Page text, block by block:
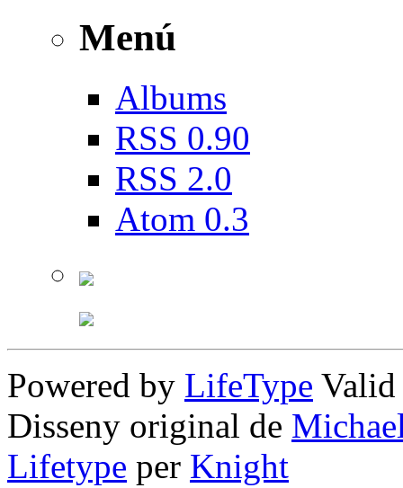
Menú
Albums
RSS 0.90
RSS 2.0
Atom 0.3
Powered by LifeType
Disseny original de
Lifetype per Knight